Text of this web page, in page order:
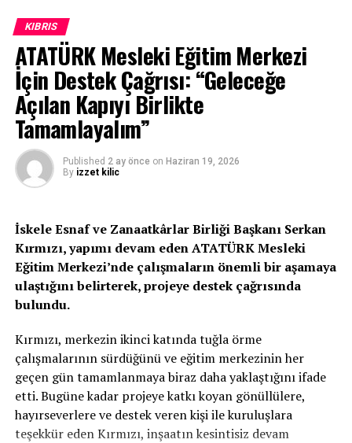
KIBRIS
ATATÜRK Mesleki Eğitim Merkezi
İçin Destek Çağrısı: “Geleceğe
Açılan Kapıyı Birlikte
Tamamlayalım”
Published 2 ay önce on Haziran 19, 2026
By izzet kilic
İskele Esnaf ve Zanaatkârlar Birliği Başkanı Serkan
Kırmızı, yapımı devam eden ATATÜRK Mesleki
Eğitim Merkezi’nde çalışmaların önemli bir aşamaya
ulaştığını belirterek, projeye destek çağrısında
bulundu.
Kırmızı, merkezin ikinci katında tuğla örme
çalışmalarının sürdüğünü ve eğitim merkezinin her
geçen gün tamamlanmaya biraz daha yaklaştığını ifade
etti. Bugüne kadar projeye katkı koyan gönüllülere,
hayırseverlere ve destek veren kişi ile kuruluşlara
teşekkür eden Kırmızı, inşaatın kesintisiz devam